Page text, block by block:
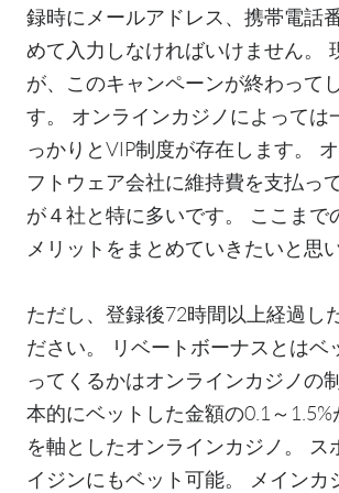
録時にメールアドレス、携帯電話
めて入力しなければいけません。
が、このキャンペーンが終わって
す。 オンラインカジノによって
っかりとVIP制度が存在します。
フトウェア会社に維持費を支払っ
が４社と特に多いです。 ここま
メリットをまとめていきたいと思い
ただし、登録後72時間以上経過し
ださい。 リベートボーナスとは
ってくるかはオンラインカジノの
本的にベットした金額の0.1～
を軸としたオンラインカジノ。
イジンにもベット可能。 メインカ